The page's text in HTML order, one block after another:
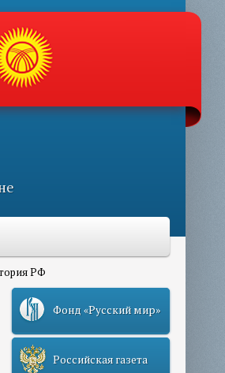
РФ
Фонд «Русский мир»
Российская газета